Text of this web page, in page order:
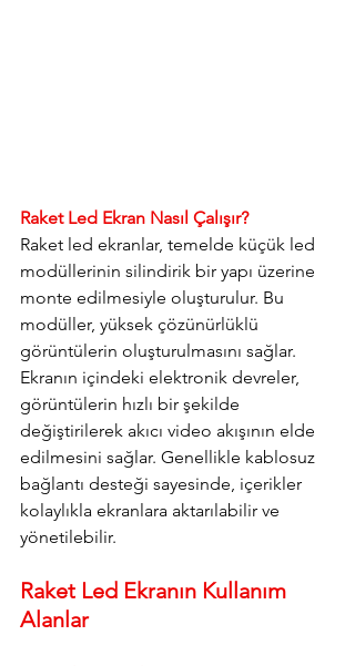
Raket Led Ekran Nasıl Çalışır?
Raket led ekranlar, temelde küçük led
modüllerinin silindirik bir yapı üzerine
monte edilmesiyle oluşturulur. Bu
modüller, yüksek çözünürlüklü
görüntülerin oluşturulmasını sağlar.
Ekranın içindeki elektronik devreler,
görüntülerin hızlı bir şekilde
değiştirilerek akıcı video akışının elde
edilmesini sağlar. Genellikle kablosuz
bağlantı desteği sayesinde, içerikler
kolaylıkla ekranlara aktarılabilir ve
yönetilebilir.
Raket Led Ekranın Kullanım
Alanlar